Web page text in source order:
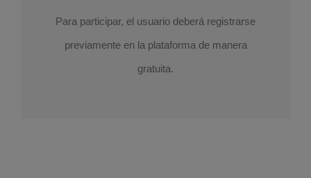
Para participar, el usuario deberá registrarse
previamente en la plataforma de manera
gratuita.